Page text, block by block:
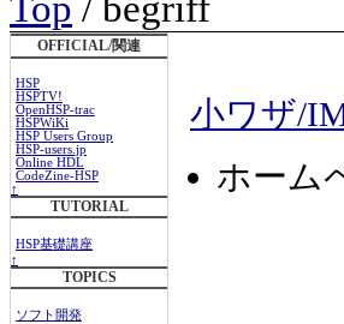
Top / begriff
OFFICIAL/関連
HSP
HSPTV!
OpenHSP-trac
HSPWiKi
HSP Users Group
HSP-users.jp
Online HDL
CodeZine-HSP
↑
TUTORIAL
HSP基礎講座
↑
TOPICS
ソフト開発
小ワザ/
ホーム